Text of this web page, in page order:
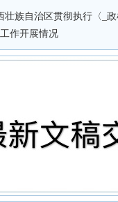
壮族自治区贯彻执行〈_
工作开展情况